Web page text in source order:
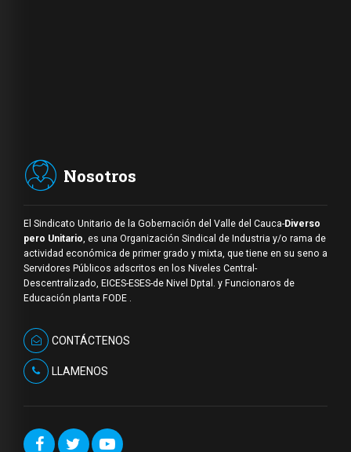
Nosotros
El Sindicato Unitario de la Gobernación del Valle del Cauca-Diverso
pero Unitario, es una Organización Sindical de Industria y/o rama de
actividad económica de primer grado y mixta, que tiene en su seno a
Servidores Públicos adscritos en los Niveles Central-
Descentralizado, EICES-ESES-de Nivel Dptal. y Funcionaros de
Educación planta FODE .
CONTÁCTENOS
LLAMENOS